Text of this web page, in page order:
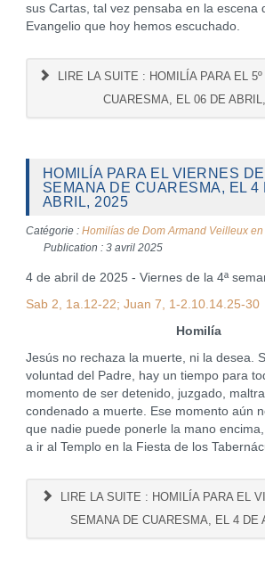
sus Cartas, tal vez pensaba en la escena
Evangelio que hoy hemos escuchado.
LIRE LA SUITE : HOMILÍA PARA EL
CUARESMA, EL 06 DE
HOMILÍA PARA EL VIERNES
SEMANA DE CUARESMA, EL 4
ABRIL, 2025
Catégorie : Homilías de Dom Armand Veilleux
Publication : 3 avril 2025
4 de abril de 2025 - Viernes de la 4ª
Sab 2, 1a.12-22; Juan 7, 1-2.10.14.25-30
Homilía
Jesús no rechaza la muerte, ni la desea.
voluntad del Padre, hay un tiempo para
momento de ser detenido, juzgado,
condenado a muerte. Ese momento aún
que nadie puede ponerle la mano
a ir al Templo en la Fiesta de los
LIRE LA SUITE : HOMILÍA PARA EL
SEMANA DE CUARESMA, EL 4 DE